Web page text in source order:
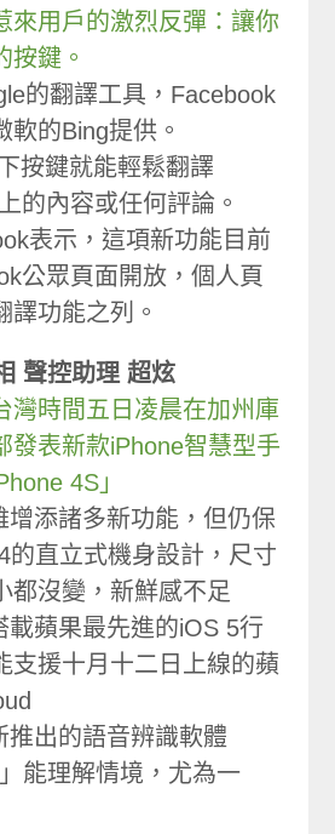
來用戶的激烈反彈：讓你
按鍵。
的翻譯工具，Facebook
軟的Bing提供。
按鍵就能輕鬆翻譯
的內容或任何評論。
表示，這項新功能目前
公眾頁面開放，個人頁
譯功能之列。
聲控助理 超炫
灣時間五日凌晨在加州庫
發表新款iPhone智慧型手
4S」
添諸多新功能，但仍保
的直立式機身設計，尺寸
都沒變，新鮮感不足
蘋果最先進的iOS 5行
支援十月十二日上線的蘋
出的語音辨識軟體
能理解情境，尤為一